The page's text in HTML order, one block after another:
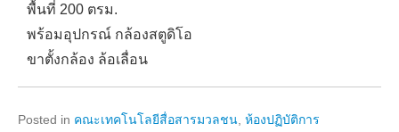
พื้นที่ 200 ตรม.
พร้อมอุปกรณ์ กล้องสตูดิโอ
ขาตั้งกล้อง ล้อเลื่อน
Posted in คณะเทคโนโลยีสื่อสารมวลชน ห้องปฏิบัติการ